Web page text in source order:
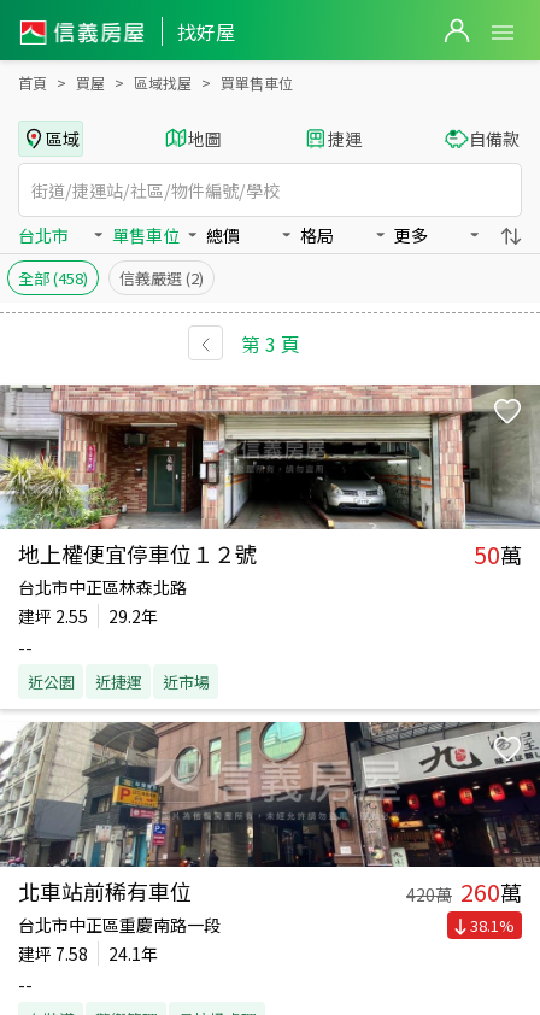
找好屋
全台買房：單售車位房屋物件出售、房價分析
首頁 買屋 區域找屋 買單售車位
區域 地圖 捷運 自備款
台北市 單售車位 總價 格局 更多
全部(458) 信義嚴選 (2)
第 3 頁
地上權便宜停車位１２號 50萬
台北市中正區林森北路
建坪 2.55
29.2年
--
近公園 近捷運 近市場
北車站前稀有車位 420萬 260萬
台北市中正區重慶南路一段
建坪 7.58
24.1年
--
38.1%